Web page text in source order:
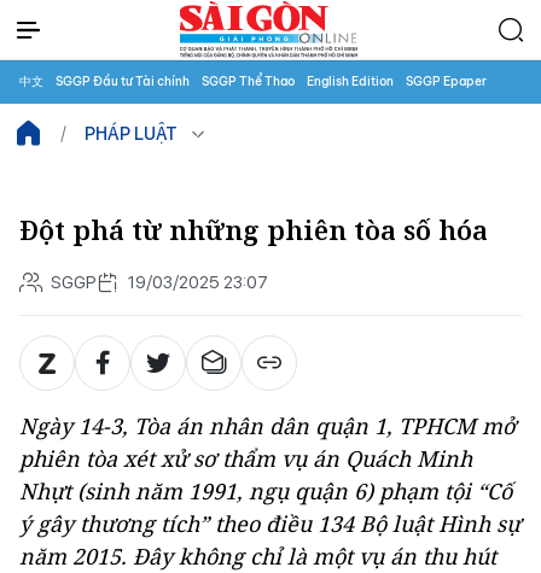
中文 SGGP Đầu tư Tài chính SGGP Thể Thao English Edition SGGP Epaper
PHÁP LUẬT
Đột phá từ những phiên tòa số hóa
SGGP 19/03/2025 23:07
Ngày 14-3, Tòa án nhân dân quận 1, TPHCM mở
phiên tòa xét xử sơ thẩm vụ án Quách Minh
Nhựt (sinh năm 1991, ngụ quận 6) phạm tội “Cố
ý gây thương tích” theo điều 134 Bộ luật Hình sự
năm 2015. Đây không chỉ là một vụ án thu hút